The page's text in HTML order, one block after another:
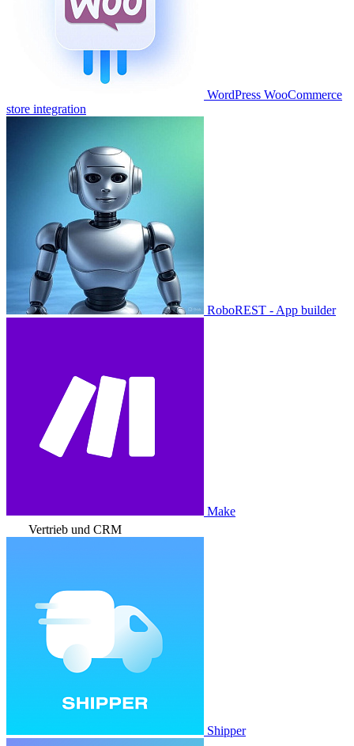
WordPress WooCommerce
store integration
RoboREST - App builder
Make
Vertrieb und CRM
Shipper